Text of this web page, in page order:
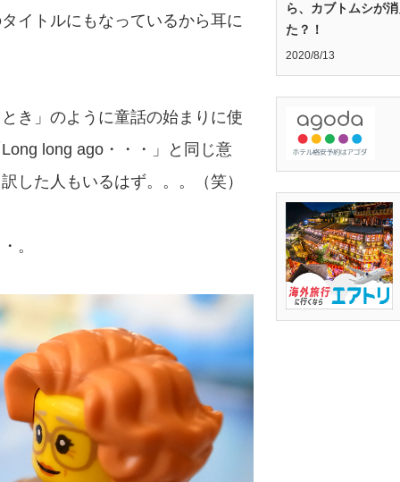
イトルにもなっているから耳に
き」のように童話の始まりに使
long ago・・・」と同じ意
した人もいるはず。。。（笑）
。
ら、カブトムシが
た？！
2020/8/13